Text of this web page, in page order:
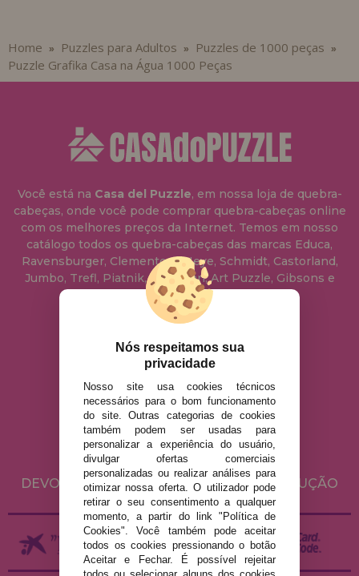
Home » Puzzles para Adultos » Puzzles de 1000 peças »
Puzzle Grafika Casa na Água 1000 Peças
Você está na Casa del Puzzle, em nossa loja de quebra-
cabeças, onde você pode comprar quebra-cabeças online
com os melhores preços da Internet. Temos em nosso
catálogo todos os quebra-cabeças das marcas Educa,
Ravensburger, Clementoni, Heye, Schmidt, Castorland,
Jumbo, Trefl, Piatnik, Anatolian, Art Puzzle, Gibsons e
muito mais.
info@casadopuzzle.pt
AVISO LEGAL
POLÍTICA DE PRIVACIDADE
POLÍTICA DE COOKIES
ENVIO E DEVOLUÇÕES
DEVOLUÇÕES / DIREITO DE LIVRE RESOLUÇÃO
Nós respeitamos sua
privacidade
Nosso site usa cookies técnicos
necessários para o bom funcionamento
do site. Outras categorias de cookies
também podem ser usadas para
personalizar a experiência do usuário,
divulgar ofertas comerciais
personalizadas ou realizar análises para
otimizar nossa oferta. O utilizador pode
retirar o seu consentimento a qualquer
momento, a partir do link "Política de
Cookies". Você também pode aceitar
todos os cookies pressionando o botão
Aceitar e Fechar. É possível rejeitar